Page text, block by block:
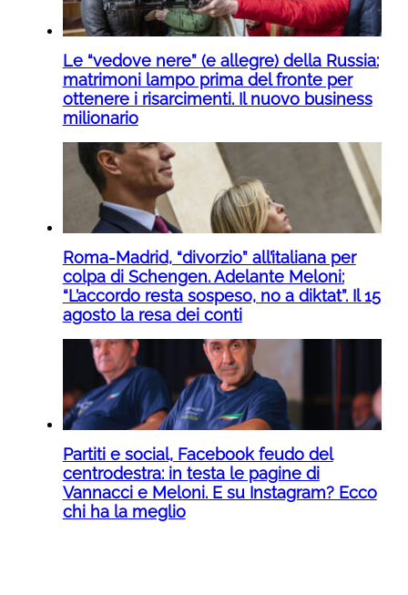
Le “vedove nere” (e allegre) della Russia:
matrimoni lampo prima del fronte per
ottenere i risarcimenti. Il nuovo business
milionario
Roma-Madrid, “divorzio” all’italiana per
colpa di Schengen. Adelante Meloni:
“L’accordo resta sospeso, no a diktat”. Il 15
agosto la resa dei conti
Partiti e social, Facebook feudo del
centrodestra: in testa le pagine di
Vannacci e Meloni. E su Instagram? Ecco
chi ha la meglio